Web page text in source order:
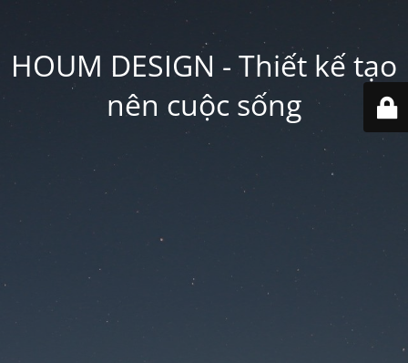
HOUM DESIGN - Thiết kế tạo
nên cuộc sống